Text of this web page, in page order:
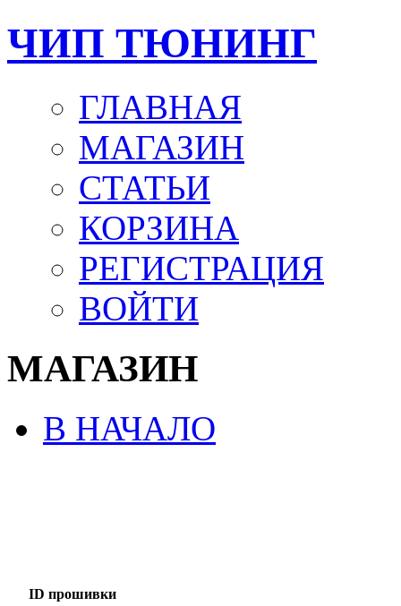
ЧИП ТЮНИНГ
ГЛАВНАЯ
МАГАЗИН
СТАТЬИ
КОРЗИНА
РЕГИСТРАЦИЯ
ВОЙТИ
МАГАЗИН
В НАЧАЛО
ID прошивки